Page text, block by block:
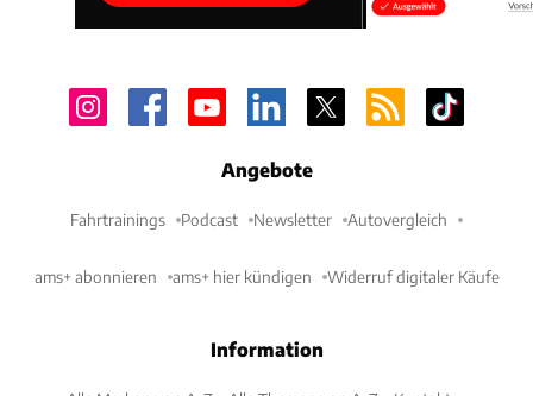
Angebote
Fahrtrainings Podcast Newsletter Autovergleich
ams+ abonnieren ams+ hier kündigen Widerruf digitaler Käufe
Information